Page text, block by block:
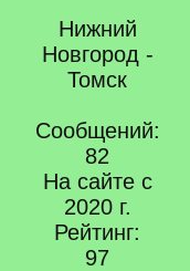
Нижний
Новгород -
Томск
Сообщений:
82
На сайте с
2020 г.
Рейтинг:
97